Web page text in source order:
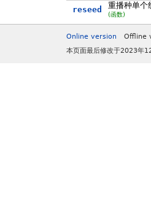
reseed 重播种单个
(函数)
Online version
Offline
本页面最后修改于2023年